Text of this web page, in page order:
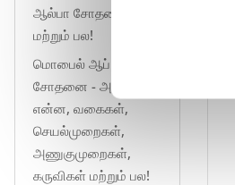
ஆல்பா சோதனை
மற்றும் பல!
மொபைல் ஆப்
சோதனை - அது
என்ன, வகைகள்,
செயல்முறைகள்,
அணுகுமுறைகள்,
கருவிகள் மற்றும் பல!